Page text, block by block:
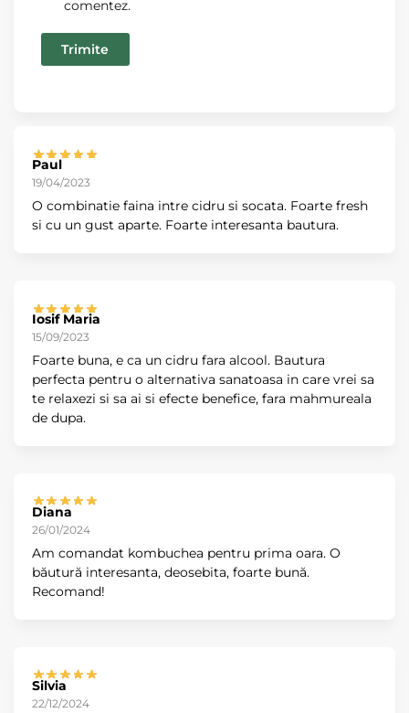
comentez.
Paul
19/04/2023
O combinatie faina intre cidru si socata. Foarte fresh
si cu un gust aparte. Foarte interesanta bautura.
Iosif Maria
15/09/2023
Foarte buna, e ca un cidru fara alcool. Bautura
perfecta pentru o alternativa sanatoasa in care vrei sa
te relaxezi si sa ai si efecte benefice, fara mahmureala
de dupa.
Diana
26/01/2024
Am comandat kombuchea pentru prima oara. O
băutură interesanta, deosebita, foarte bună.
Recomand!
Silvia
22/12/2024